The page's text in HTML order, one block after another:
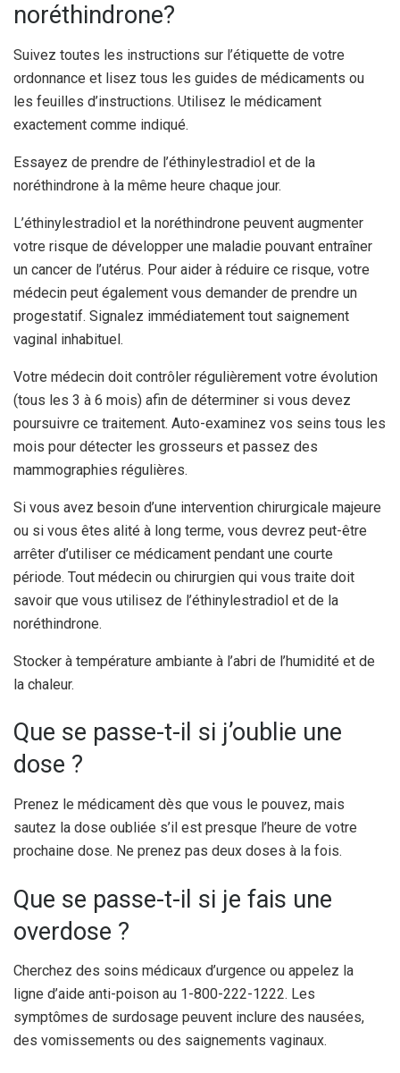
noréthindrone?
Suivez toutes les instructions sur l’étiquette de votre
ordonnance et lisez tous les guides de médicaments ou
les feuilles d’instructions. Utilisez le médicament
exactement comme indiqué.
Essayez de prendre de l’éthinylestradiol et de la
noréthindrone à la même heure chaque jour.
L’éthinylestradiol et la noréthindrone peuvent augmenter
votre risque de développer une maladie pouvant entraîner
un cancer de l’utérus. Pour aider à réduire ce risque, votre
médecin peut également vous demander de prendre un
progestatif. Signalez immédiatement tout saignement
vaginal inhabituel.
Votre médecin doit contrôler régulièrement votre évolution
(tous les 3 à 6 mois) afin de déterminer si vous devez
poursuivre ce traitement. Auto-examinez vos seins tous les
mois pour détecter les grosseurs et passez des
mammographies régulières.
Si vous avez besoin d’une intervention chirurgicale majeure
ou si vous êtes alité à long terme, vous devrez peut-être
arrêter d’utiliser ce médicament pendant une courte
période. Tout médecin ou chirurgien qui vous traite doit
savoir que vous utilisez de l’éthinylestradiol et de la
noréthindrone.
Stocker à température ambiante à l’abri de l’humidité et de
la chaleur.
Que se passe-t-il si j’oublie une
dose ?
Prenez le médicament dès que vous le pouvez, mais
sautez la dose oubliée s’il est presque l’heure de votre
prochaine dose. Ne prenez pas deux doses à la fois.
Que se passe-t-il si je fais une
overdose ?
Cherchez des soins médicaux d’urgence ou appelez la
ligne d’aide anti-poison au 1-800-222-1222. Les
symptômes de surdosage peuvent inclure des nausées,
des vomissements ou des saignements vaginaux.